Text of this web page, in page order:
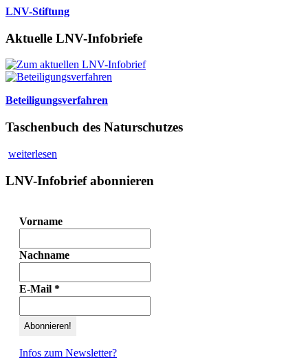
LNV-Stiftung
Aktuelle LNV-Infobriefe
Beteiligungsverfahren
Taschenbuch des Naturschutzes
weiterlesen
LNV-Infobrief abonnieren
Vorname
Nachname
E-Mail *
Infos zum Newsletter?